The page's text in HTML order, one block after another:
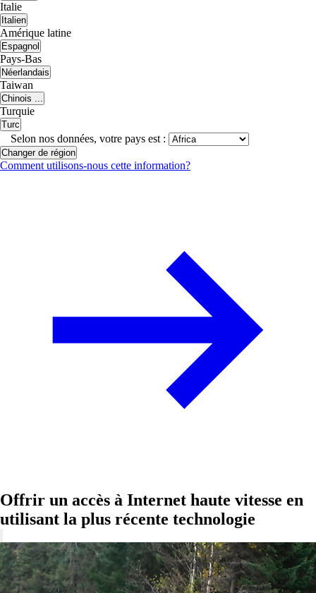
Italie
Italien
Amérique latine
Espagnol
Pays-Bas
Néerlandais
Taiwan
Chinois ...
Turquie
Turc
Selon nos données, votre pays est :
Changer de région
Comment utilisons-nous cette information?
Offrir un accès à Internet haute vitesse en
utilisant la plus récente technologie